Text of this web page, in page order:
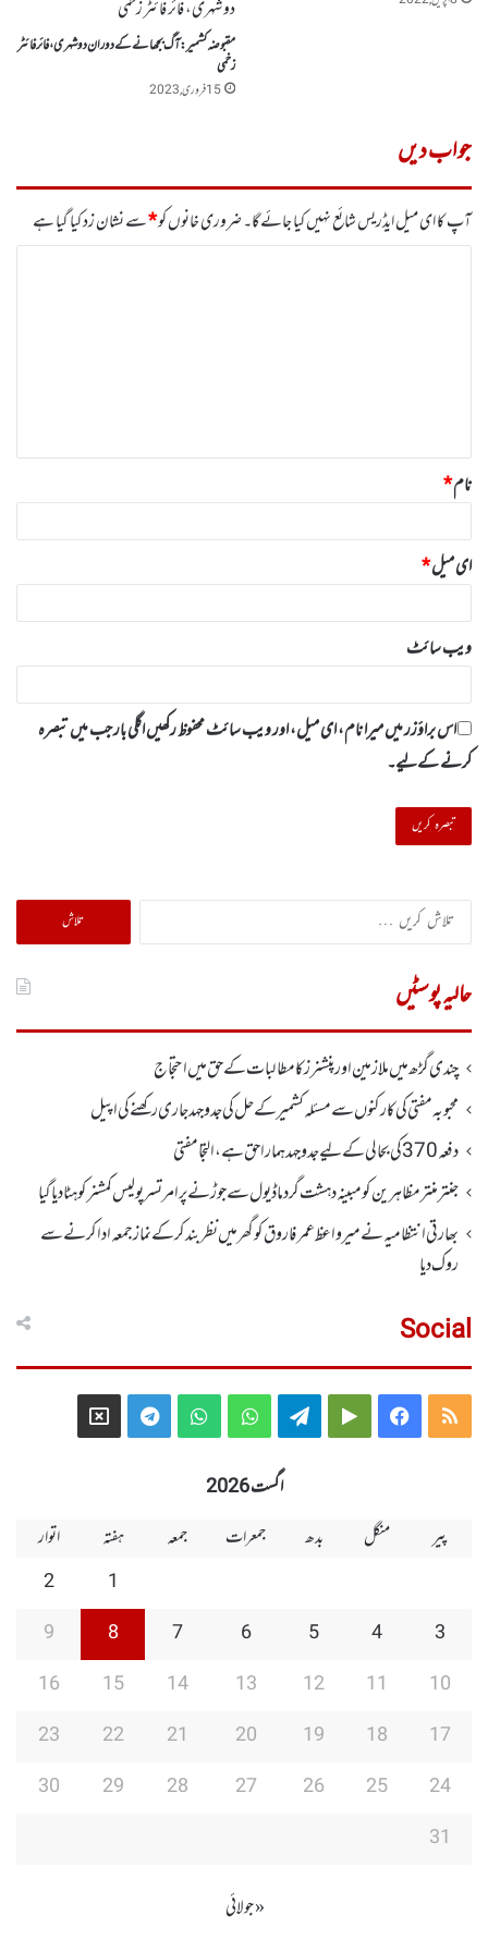
مقبوضہ کشمیر: آگ بجھانے کے دوران دو شہری، فائر فائٹر
زخمی
15 فروری, 2023
جواب دیں
آپ کا ای میل ایڈریس شائع نہیں کیا جائے گا۔ضروری خانوں کو*سے نشان زد کیا گیا ہے
نام*
ای میل*
ویب‌ سائٹ
اس براؤزر میں میرا نام، ای میل، اور ویب سائٹ محفوظ رکھیں اگلی بار جب میں تبصرہ
کرنے کےلیے۔
تلاش
کریں
حالیہ پوسٹیں
چندی گڑھ میں ملازمین اور پنشنرز کا مطالبات کے حق میں احتجاج
محبوبہ مفتی کی کارکنوں سے مسئلہ کشمیر کے حل کی جدوجہد جاری رکھنے کی اپیل
دفعہ370کی بحالی کے لیے جدوجہد ہمارا حق ہے، التجا مفتی
جنتر منتر مظاہرین کو مبینہ دہشت گرد ماڈیول سے جوڑنے پر امرتسر پولیس کمشنر کو ہٹا دیاگیا
بھارتی انتظامیہ نے میر واعظ عمر فاروق کو گھر میں نظر بندکر کے نماز جمعہ ادا کرنے سے
روک دیا
Social
RSS
Facebook
Google
Telegram
WhatsApp
WhatsApp
Telegram
X
اگست 2026
پیر
منگل بدھ جمعرات جمعہ ہفتہ
اتوار
1
2
3
4
5
6
7
8
9
10
11
12
13
14
15
16
17
18
19
20
21
22
23
24
25
26
27
28
29
30
31
« جولائی